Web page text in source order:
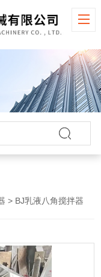
> BJ乳液八角搅拌器